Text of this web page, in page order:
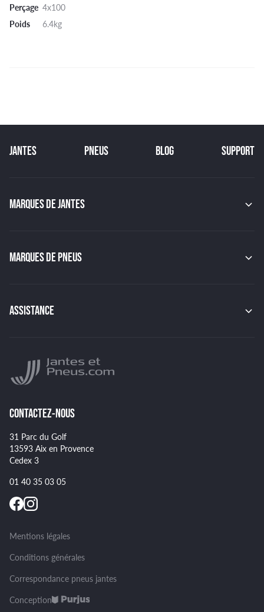
Perçage 4x100
Poids
6.4kg
JANTES PNEUS BLOG SUPPORT
MARQUES DE JANTES
GMP
JAPAN RACING
BBS
MARQUES DE PNEUS
PIRELLI
HANKOOK
GOODYEAR
ASSISTANCE
Montage et démontage de vos pneus
Spécificités pour certains pneus
CONTACTEZ-NOUS
31 Parc du Golf
13593 Aix en Provence
Cedex 3
01 40 35 03 05
Mentions légales
Conditions générales
Correspondance pneus jantes
Conception